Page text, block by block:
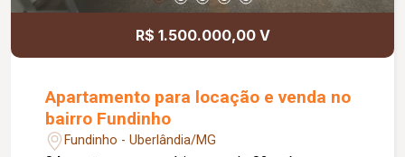
R$ 1.500.000,00 V
Apartamento para locação e venda no
bairro Fundinho
Fundinho - Uberlândia/MG